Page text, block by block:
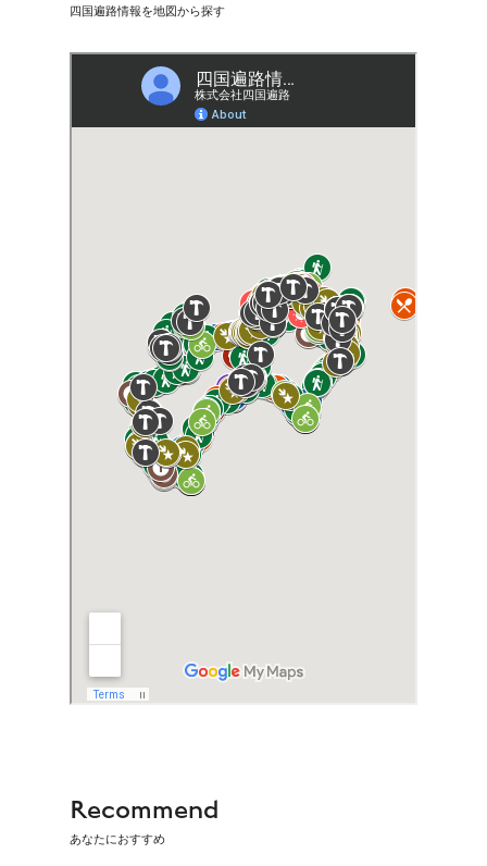
四国遍路情報を地図から探す
Recommend
あなたにおすすめ